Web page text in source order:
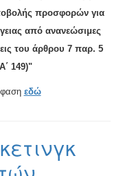
προσφορών για
από ανανεώσιμες
του άρθρου 7 παρ. 5
149)"
εδώ